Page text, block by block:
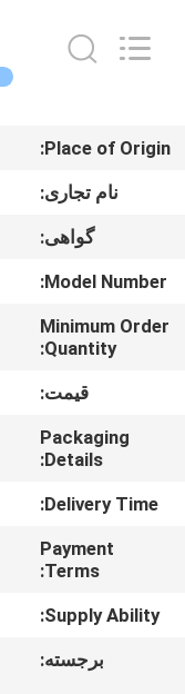
اصلی
محصولات
نمایش
واقعیت
درباره
Electronics
Co.,Ltd.
Place of Origin:
نام تجاری:
گواهی:
Model Number:
Minimum Order
Quantity:
قیمت:
Packaging
Details:
Delivery Time:
Payment
Terms:
Supply Ability:
برجسته: